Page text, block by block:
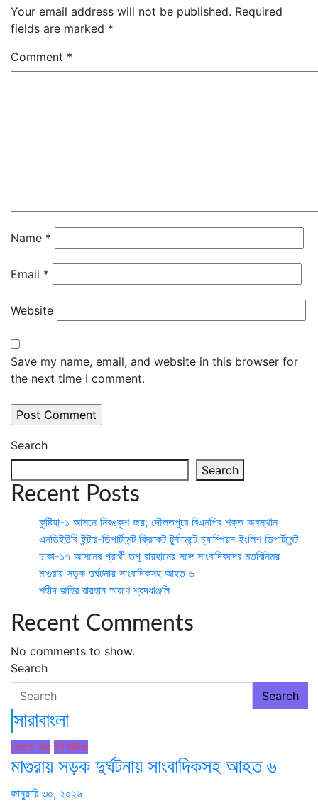
Your email address will not be published. Required
fields are marked *
Comment *
Name *
Email *
Website
Save my name, email, and website in this browser for
the next time I comment.
Search
Search
Recent Posts
কুষ্টিয়া-১ আসনে নিরঙ্কুশ জয়; দৌলতপুরে বিএনপির শক্ত অবস্থান
এনডিইউবি ইন্টার-ডিপার্টমেন্ট ক্রিকেট টুর্নামেন্টে চ্যাম্পিয়ন ইংলিশ ডিপার্টমেন্ট
ঢাকা-১৭ আসনের প্রার্থী তপু রায়হানের সঙ্গে সাংবাদিকদের মতবিনিময়
মাগুরায় সড়ক দুর্ঘটনায় সাংবাদিকসহ আহত ৬
শহীদ জহির রায়হান স্মরণে শ্রদ্ধাঞ্জলি
Recent Comments
No comments to show.
Search
Search
সারাবাংলা
জেলার খবর টপ নিউজ
মাগুরায় সড়ক দুর্ঘটনায় সাংবাদিকসহ আহত ৬
জানুয়ারি ৩০, ২০২৬